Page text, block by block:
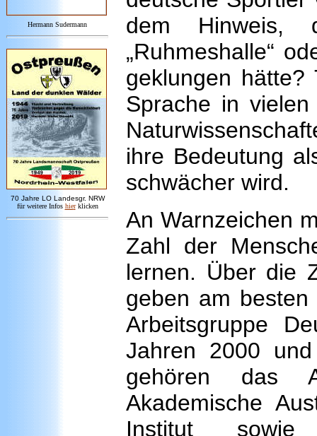
Hermann Sudermann
70 Jahre LO Landesgr. NRW
für weitere Infos hier klicken
dem Hinweis,
„Ruhmeshalle“
geklungen
Sprache in
ihre Bedeutung
schwächer wird.
An Warnzeichen
Zahl der
lernen. Über die
geben am besten
Arbeitsgruppe
Jahren 2000
gehören das
Akademische
Institut